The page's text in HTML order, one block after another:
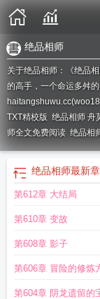
绝品相师
关于绝品相师：《绝品
的高手，一个命运多舛
TXT精校版 绝品相师 舟
师全文免费阅读 绝品相
火锅饺子绝品相师秦宁
品相师庄重 绝品相师 烟
相师易天
叶枫绝品小相师
绝品相师最新
第612章 大结局
第610章 变故
第608章 影子
第606章 冒险的修炼
第604章 阴龙遗留的